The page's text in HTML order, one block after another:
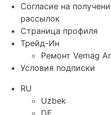
Согласие на
рассылок
Страница профиля
Трейд-Ин
Ремонт Vemag
Условия подписки
RU
Uzbek
DE